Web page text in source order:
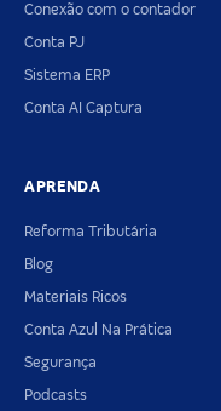
Conexão com o contador
Conta PJ
Sistema ERP
Conta AI Captura
APRENDA
Reforma Tributária
Blog
Materiais Ricos
Conta Azul Na Prática
Segurança
Podcasts